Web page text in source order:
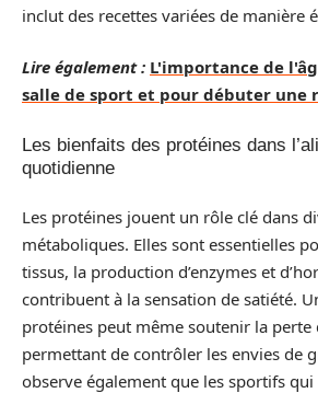
inclut des recettes variées de manière
Lire également : L'importance de
salle de sport et pour débuter une
Les bienfaits des protéines dans
quotidienne
Les protéines jouent un rôle clé dans
métaboliques. Elles sont essentielles
tissus, la production d’enzymes et
contribuent à la sensation de satiété.
protéines peut même soutenir la perte
permettant de contrôler les envies de
observe également que les sportifs